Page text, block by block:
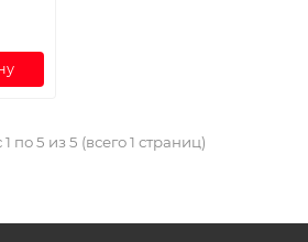
по 5 из 5 (всего 1 страниц)